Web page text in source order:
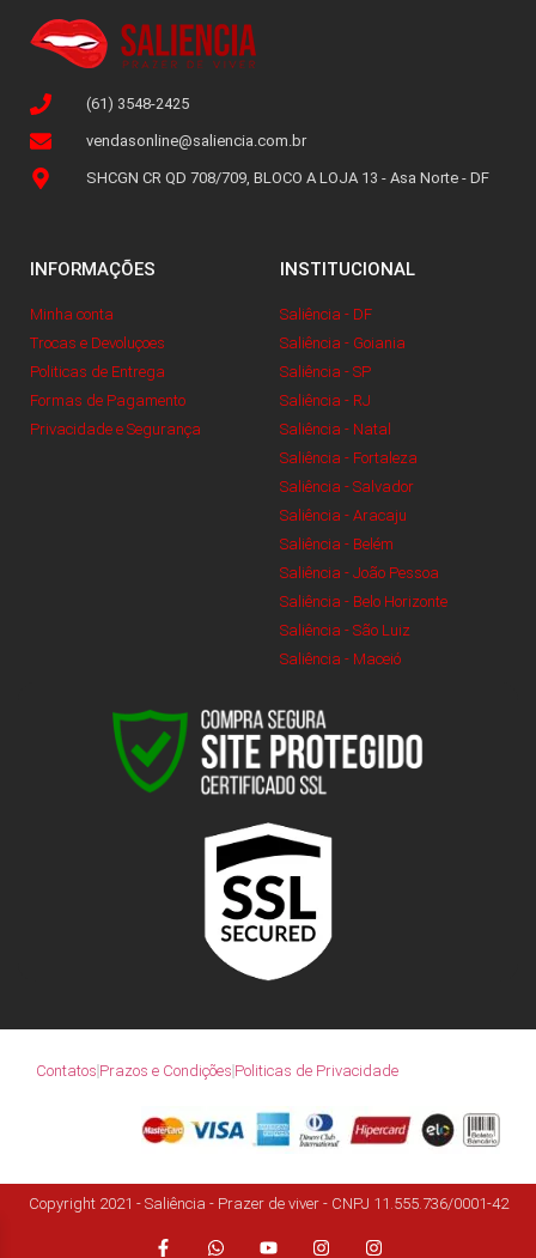
(61) 3548-2425
vendasonline@saliencia.com.br
SHCGN CR QD 708/709, BLOCO A LOJA 13 - Asa Norte - DF
INFORMAÇÕES
Minha conta
Trocas e Devoluçoes
Politicas de Entrega
Formas de Pagamento
Privacidade e Segurança
INSTITUCIONAL
Saliência - DF
Saliência - Goiania
Saliência - SP
Saliência - RJ
Saliência - Natal
Saliência - Fortaleza
Saliência - Salvador
Saliência - Aracaju
Saliência - Belém
Saliência - João Pessoa
Saliência - Belo Horizonte
Saliência - São Luiz
Saliência - Maceió
Contatos Prazos e Condições Politicas de Privacidade
Copyright 2021 - Saliência - Prazer de viver - CNPJ 11.555.736/0001-42